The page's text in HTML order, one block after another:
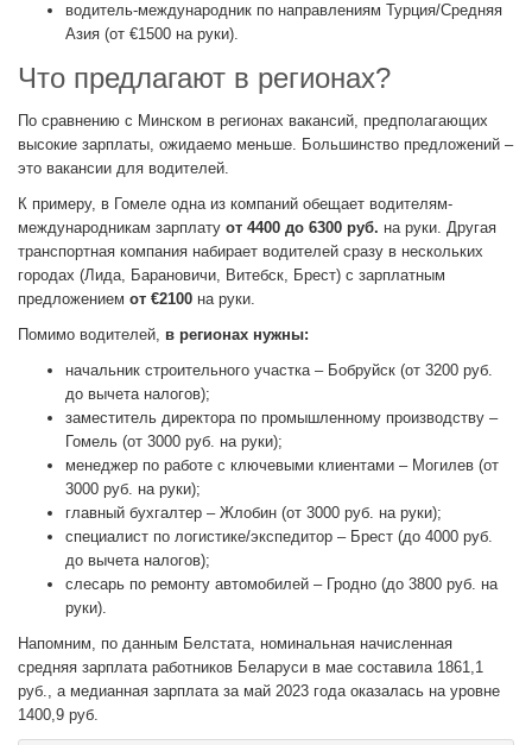
водитель-международник по направлениям Турция/Средняя
Азия (от €1500 на руки).
Что предлагают в регионах?
По сравнению с Минском в регионах вакансий, предполагающих
высокие зарплаты, ожидаемо меньше. Большинство предложений –
это вакансии для водителей.
К примеру, в Гомеле одна из компаний обещает водителям-
международникам зарплату от 4400 до 6300 руб. на руки. Другая
транспортная компания набирает водителей сразу в нескольких
городах (Лида, Барановичи, Витебск, Брест) с зарплатным
предложением от €2100 на руки.
Помимо водителей, в регионах нужны:
начальник строительного участка – Бобруйск (от 3200 руб.
до вычета налогов);
заместитель директора по промышленному производству –
Гомель (от 3000 руб. на руки);
менеджер по работе с ключевыми клиентами – Могилев (от
3000 руб. на руки);
главный бухгалтер – Жлобин (от 3000 руб. на руки);
специалист по логистике/экспедитор – Брест (до 4000 руб.
до вычета налогов);
слесарь по ремонту автомобилей – Гродно (до 3800 руб. на
руки).
Напомним, по данным Белстата, номинальная начисленная
средняя зарплата работников Беларуси в мае составила 1861,1
руб., а медианная зарплата за май 2023 года оказалась на уровне
1400,9 руб.